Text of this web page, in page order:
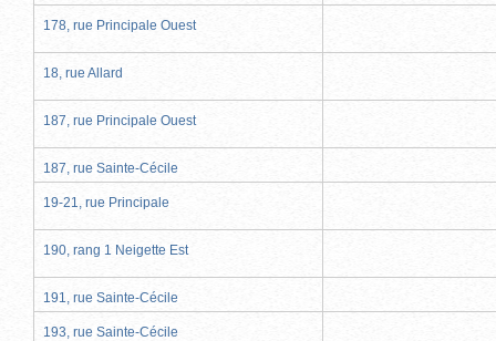
178, rue Principale Ouest
18, rue Allard
187, rue Principale Ouest
187, rue Sainte-Cécile
19-21, rue Principale
190, rang 1 Neigette Est
191, rue Sainte-Cécile
193, rue Sainte-Cécile